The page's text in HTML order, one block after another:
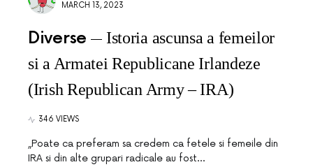
MARCH 13, 2023
Diverse
Istoria ascunsa a femeilor
si a Armatei Republicane Irlandeze
(Irish Republican Army – IRA)
346 VIEWS
„Poate ca preferam sa credem ca fetele si femeile din
IRA si din alte grupari radicale au fost…